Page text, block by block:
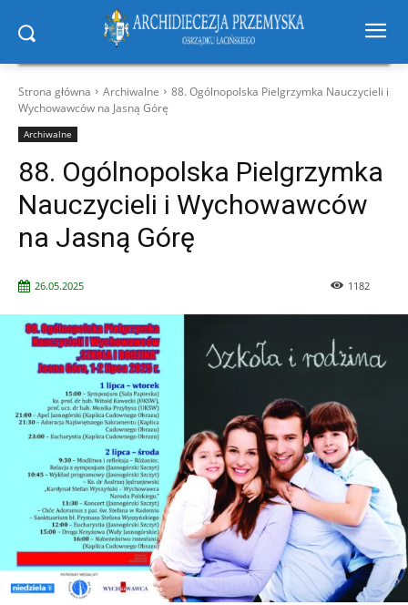
Strona główna Archiwalne
88. Ogólnopolska Pielgrzymka Nauczycieli i
Wychowawców na Jasną Górę
Archiwalne
88. Ogólnopolska Pielgrzymka
Nauczycieli i Wychowawców
na Jasną Górę
26.05.2025 1182